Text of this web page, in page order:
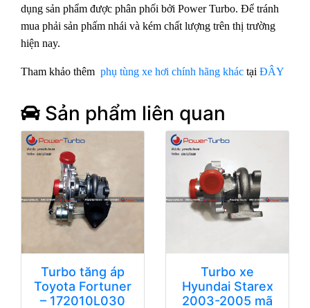
dụng sản phẩm được phân phối bởi Power Turbo. Để tránh
mua phải sản phấm nhái và kém chất lượng trên thị trường
hiện nay.
Tham khảo thêm phụ tùng xe hơi chính hãng khác tại ĐÂY
Sản phẩm liên quan
Turbo tăng áp
Toyota Fortuner
– 172010L030
Turbo xe
Hyundai Starex
2003-2005 mã